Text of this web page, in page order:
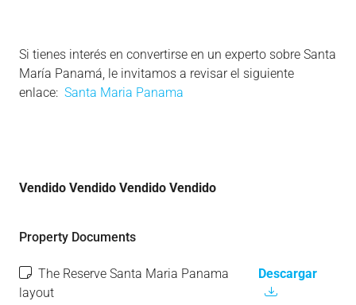
Si tienes interés en convertirse en un experto sobre Santa
María Panamá, le invitamos a revisar el siguiente
enlace: Santa Maria Panama
Vendido Vendido Vendido Vendido
Property Documents
The Reserve Santa Maria Panama
layout
Descargar